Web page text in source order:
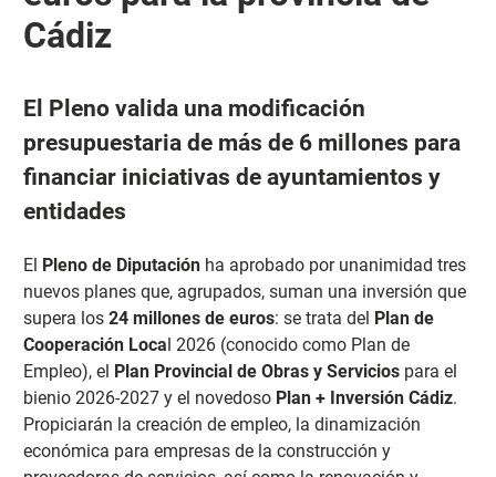
Cádiz
El Pleno valida una modificación
presupuestaria de más de 6 millones para
financiar iniciativas de ayuntamientos y
entidades
El Pleno de Diputaciónha aprobado por unanimidad tres
nuevos planes que, agrupados, suman una inversión que
supera los 24 millones de euros: se trata del Plan de
Cooperación Local 2026 (conocido como Plan de
Empleo), el Plan Provincial de Obras y Servicios para el
bienio 2026-2027 y el novedoso Plan + Inversión Cádiz.
Propiciarán la creación de empleo, la dinamización
económica para empresas de la construcción y